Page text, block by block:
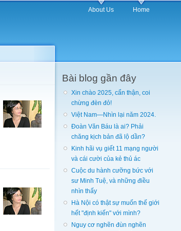
About Us Home
Bài blog gần đây
Xin chào 2025, cẩn thận, coi
chừng đèn đỏ!
Việt Nam—Nhìn lại năm 2024.
Đoàn Văn Báu là ai? Phải
chăng kịch bản đã lộ dần?
Kinh hãi vụ giết 11 mạng người
và cái cười của kẻ thủ ác
Cuộc du hành cưỡng bức với
sư Minh Tuệ, và những điều
nhìn thấy
Hà Nội có thật sự muốn thế giới
hết "định kiến" với mình?
Nguy cơ nghẽn đùn nghẽn